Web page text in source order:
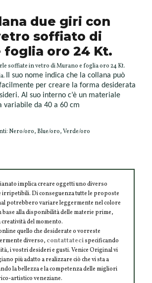
due giri con
soffiato di
foglia oro 24 Kt.
soffiate in vetro di Murano e foglia oro 24 Kt.
Il suo nome indica che la collana può
per creare la forma desiderata
Al suo interno c’è un materiale
variabile da 40 a 60 cm
Nero/oro, Blue/oro, Verde/oro
implica creare oggetti uno diverso
irripetibili. Di conseguenza tutte le proposte
potrebbero variare leggermente nel colore
base alla disponibilità delle materie prime,
del momento.
quello che desiderate o vorreste
diverso, contattatecispecificando
i vostri desideri e gusti. Venice Original vi
più adatto a realizzare ciò che vi sta a
la bellezza e la competenza delle migliori
artistico veneziane.